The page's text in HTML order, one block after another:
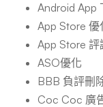
Android App
App Store 優
App Store 評
ASO優化
BBB 負評刪
Coc Coc 廣